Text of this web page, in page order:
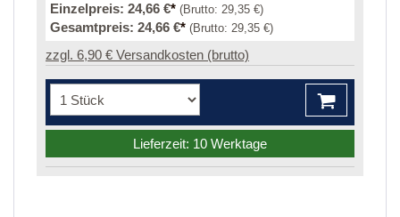
Einzelpreis: 24,66 €* (Brutto: 29,35 €)
Gesamtpreis: 24,66 €* (Brutto: 29,35 €)
zzgl. 6,90 € Versandkosten (brutto)
Lieferzeit: 10 Werktage